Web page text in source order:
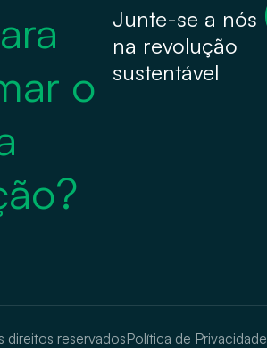
o
Junte-se a nós
na revolução
sustentável
reservadosPolítica de Privacidade